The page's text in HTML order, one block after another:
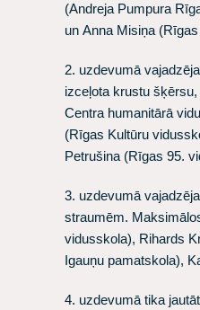
(Andreja Pumpura
un Anna Misiņa
2. uzdevumā
izceļota krustu
Centra humanitārā
(Rīgas Kultūru
Petrušina (Rīgas 95.
3. uzdevumā
straumēm.
vidusskola), Rihards
Igauņu pamatskola),
4. uzdevumā tika